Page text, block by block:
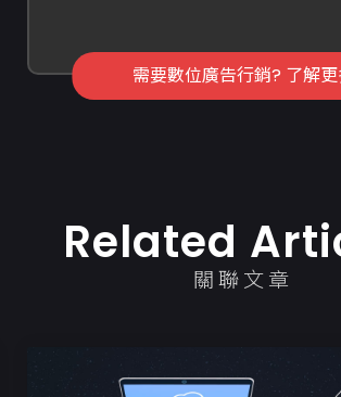
需要數位廣告行銷? 了解
Related
關聯文章